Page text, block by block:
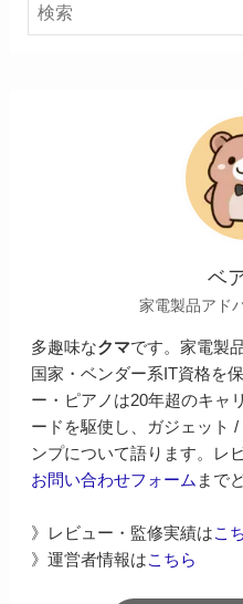
ベ
家電製品アド
多趣味なクマです。家電製
国家・ベンダー系IT資格を
ー・ピアノは20年超のキャ
ードを駆使し、ガジェット
ンプについて語ります。レ
お問い合わせフォーム まで
》レビュー・監修実績はこ
》運営者情報はこちら